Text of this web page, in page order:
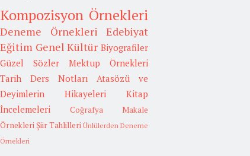
Kompozisyon Örnekleri
Deneme Örnekleri
Edebiyat
Eğitim Genel Kültür Biyografiler
Güzel Sözler
Mektup Örnekleri
Tarih
Ders Notları
Atasözü ve
Deyimlerin Hikayeleri
Kitap
İncelemeleri
Coğrafya
Makale
Örnekleri Şiir Tahlilleri Ünlülerden Deneme
Örnekleri